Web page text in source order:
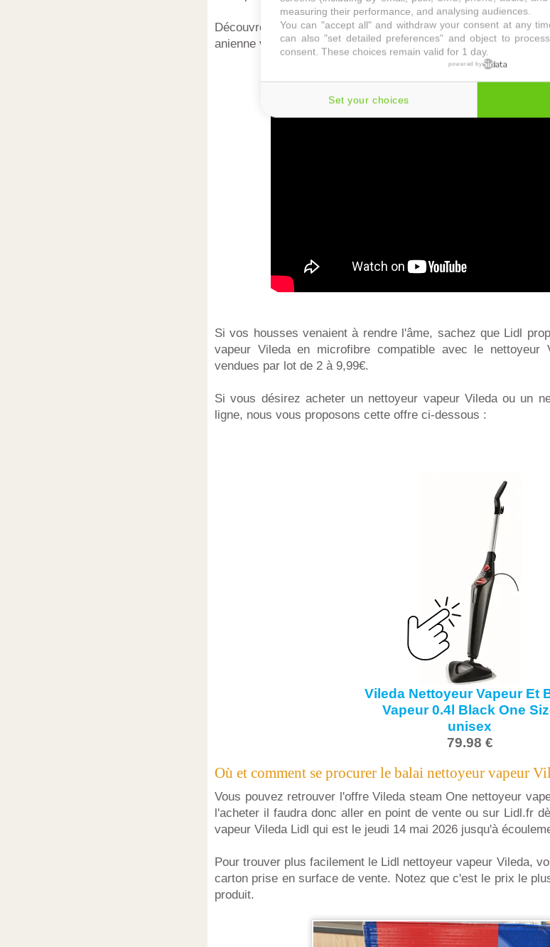
Découvrez comment utiliser le nettoyeur vapeur Vileda
anienne vidéo de la pub TV Lidl.
Si vos housses venaient à rendre l'âme, sachez que Lidl
vapeur Vileda en microfibre compatible avec le nettoyeur
vendues par lot de 2 à 9,99€.
Si vous désirez acheter un nettoyeur vapeur Vileda ou un
ligne, nous vous proposons cette offre ci-dessous :
Vileda Nettoyeur Vapeur Et
Vapeur 0.4l Black One
unisex
79.98 €
Où et comment se procurer le balai nettoyeur vapeur
Vous pouvez retrouver l'offre Vileda steam One nettoyeur
l'acheter il faudra donc aller en point de vente ou sur Lidl.fr
vapeur Vileda Lidl qui est le jeudi 14 mai 2026 jusqu'à
Pour trouver plus facilement le Lidl nettoyeur vapeur Vileda,
carton prise en surface de vente. Notez que c'est le prix le
produit.
measuring their performance, and analysing audiences.
You can "accept all" and withdraw your consent at any
can also "set detailed preferences" and object to
consent. These choices remain valid for 1 day.
powered by
Set your choices